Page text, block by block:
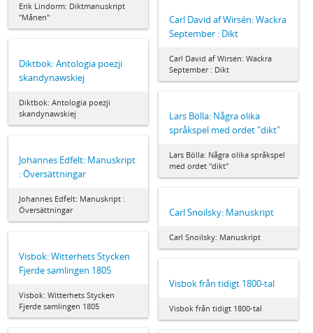
Erik Lindorm: Diktmanuskript
"Månen"
Carl David af Wirsén: Wackra
September : Dikt
Carl David af Wirsén: Wackra
September : Dikt
Diktbok: Antologia poezji
skandynawskiej
Diktbok: Antologia poezji
skandynawskiej
Lars Bölla: Några olika
språkspel med ordet "dikt"
Lars Bölla: Några olika språkspel
med ordet "dikt"
Johannes Edfelt: Manuskript
: Översättningar
Johannes Edfelt: Manuskript :
Översättningar
Carl Snoilsky: Manuskript
Carl Snoilsky: Manuskript
Visbok: Witterhets Stycken
Fjerde samlingen 1805
Visbok: Witterhets Stycken
Fjerde samlingen 1805
Visbok från tidigt 1800-tal
Visbok från tidigt 1800-tal